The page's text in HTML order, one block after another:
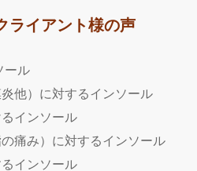
ライアント様の声
ール
他）に対するインソール
インソール
痛み）に対するインソール
インソール